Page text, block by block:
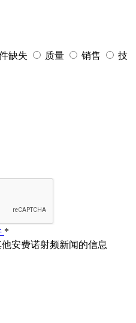
缺失 质量 销售
技
*
安费诺射频新闻的信息